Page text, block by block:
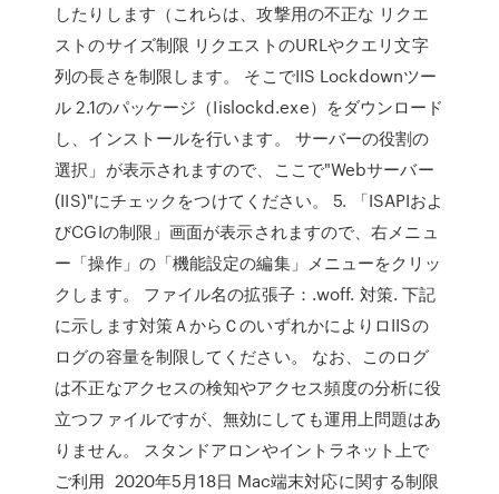
したりします（これらは、攻撃用の不正な リクエ
ストのサイズ制限 リクエストのURLやクエリ文字
列の長さを制限します。 そこでIIS Lockdownツー
ル 2.1のパッケージ（Iislockd.exe）をダウンロード
し、インストールを行います。 サーバーの役割の
選択」が表示されますので、ここで"Webサーバー
(IIS)"にチェックをつけてください。 5. 「ISAPIおよ
びCGIの制限」画面が表示されますので、右メニュ
ー「操作」の「機能設定の編集」メニューをクリッ
クします。 ファイル名の拡張子：.woff. 対策. 下記
に示します対策ＡからＣのいずれかによりロIISの
ログの容量を制限してください。 なお、このログ
は不正なアクセスの検知やアクセス頻度の分析に役
立つファイルですが、無効にしても運用上問題はあ
りません。 スタンドアロンやイントラネット上で
ご利用 2020年5月18日 Mac端末対応に関する制限